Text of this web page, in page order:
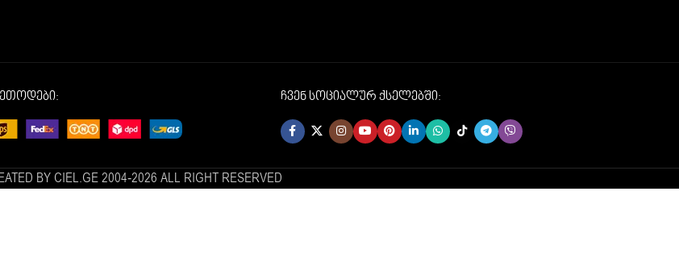
ჩვენ სოციალურ ქსელებში:
BY CIEL.GE 2004-2026 ALL RIGHT RESERVED